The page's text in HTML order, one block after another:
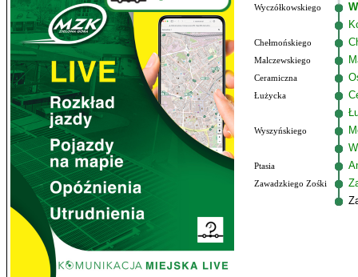
Wyczółkowskiego
Chełmońskiego
Malczewskiego
Ceramiczna
Łużycka
Wyszyńskiego
Ptasia
Zawadzkiego Zośki